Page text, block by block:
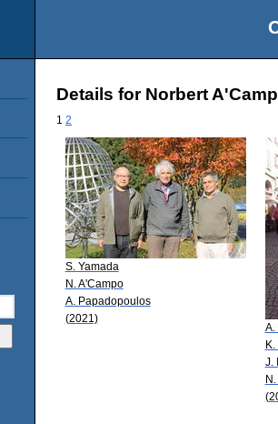
Details for Norbert
1 2
S. Yamada
N. A'Campo
A. Papadopoulos
(2021)
A.
J.